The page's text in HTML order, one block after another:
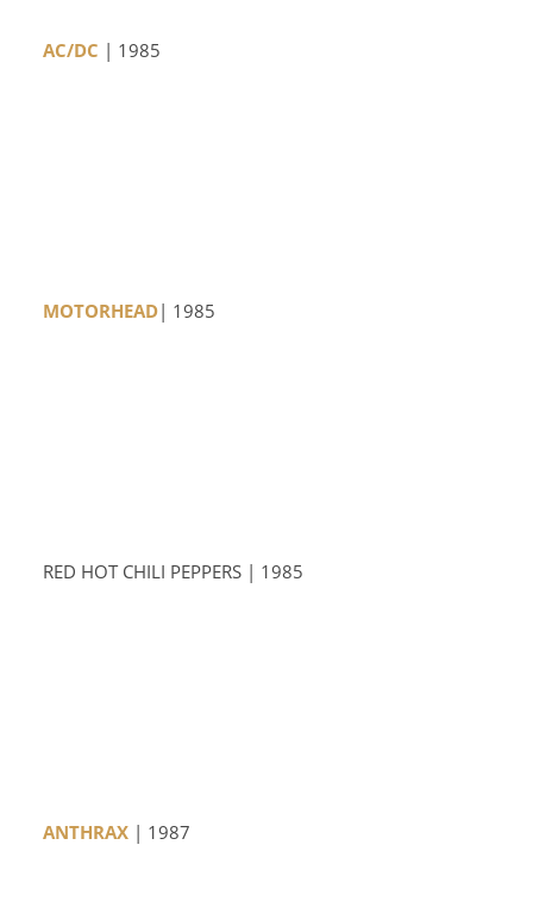
AC/DC | 1985
MOTORHEAD| 1985
RED HOT CHILI PEPPERS | 1985
ANTHRAX | 1987